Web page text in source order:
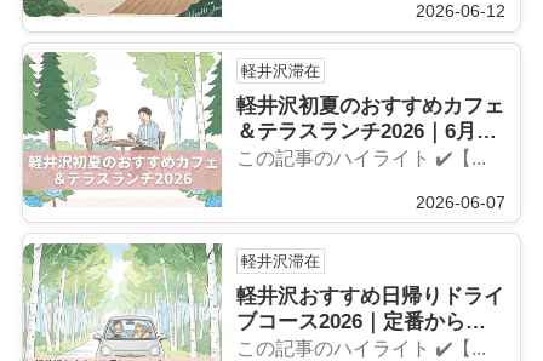
2026-06-12
軽井沢滞在
軽井沢初夏のおすすめカフェ
＆テラスランチ2026｜6月限
定メニュー特集
この記事のハイライト ✔️【...
2026-06-07
軽井沢滞在
軽井沢おすすめ日帰りドライ
ブコース2026｜定番から穴
場まで完全ガイド
この記事のハイライト ✔️【...